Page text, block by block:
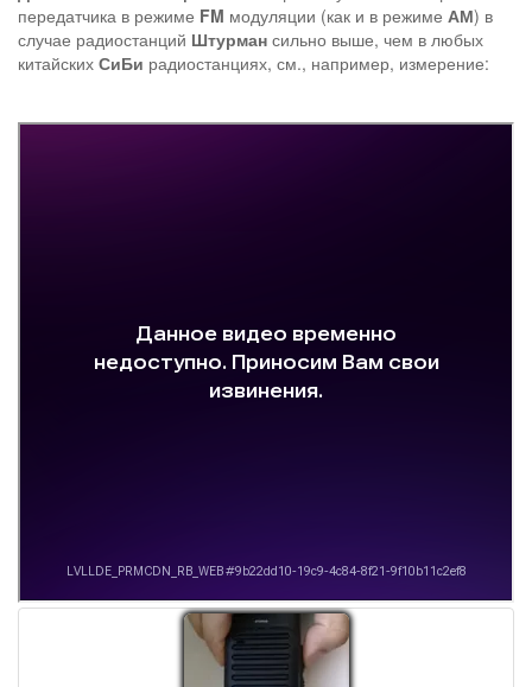
передатчика в режиме FM модуляции (как и в режиме АМ) в
случае радиостанций Штурман сильно выше, чем в любых
китайских СиБи радиостанциях, см., например, измерение: